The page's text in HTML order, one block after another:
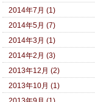
2014年7月 (1)
2014年5月 (7)
2014年3月 (1)
2014年2月 (3)
2013年12月 (2)
2013年10月 (1)